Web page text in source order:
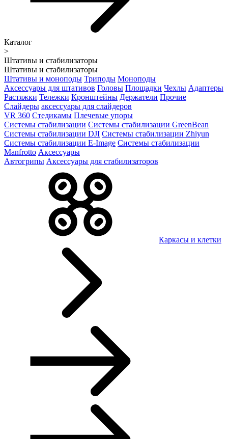
Каталог
>
Штативы и стабилизаторы
Штативы и стабилизаторы
Штативы и моноподы Триподы Моноподы
Аксессуары для штативов Головы Площадки Чехлы Адаптеры
Растяжки Тележки Кронштейны Держатели Прочие
Слайдеры аксессуары для слайдеров
VR 360 Стедикамы Плечевые упоры
Системы стабилизации Системы стабилизации GreenBean
Системы стабилизации DJI Системы стабилизации Zhiyun
Системы стабилизации E-Image Системы стабилизации
Manfrotto Аксессуары
Автогрипы Аксессуары для стабилизаторов
Каркасы и клетки